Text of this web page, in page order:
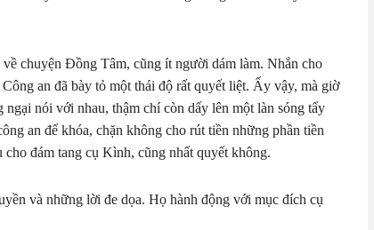
chuyện Đồng Tâm, cũng ít người dám làm. Nhắn cho
an đã bày tỏ một thái độ rất quyết liệt. Ấy vậy, mà giờ
nói với nhau, thậm chí còn dấy lên một làn sóng tẩy
an để khóa, chặn không cho rút tiền những phần tiền
đám tang cụ Kình, cũng nhất quyết không.
và những lời đe dọa. Họ hành động với mục đích cụ